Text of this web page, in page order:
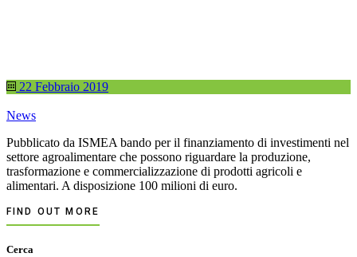
22 Febbraio 2019
News
Pubblicato da ISMEA bando per il finanziamento di investimenti nel
settore agroalimentare che possono riguardare la produzione,
trasformazione e commercializzazione di prodotti agricoli e
alimentari. A disposizione 100 milioni di euro.
FIND OUT MORE
Cerca